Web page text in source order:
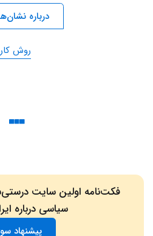
درباره
روش
فکت‌نامه اولین سایت
سیاسی درباره
پیشنهاد